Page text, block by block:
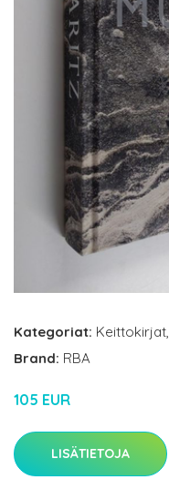
Kategoriat: Keittokirjat,
Brand: RBA
105 EUR
LISÄTIETOJA